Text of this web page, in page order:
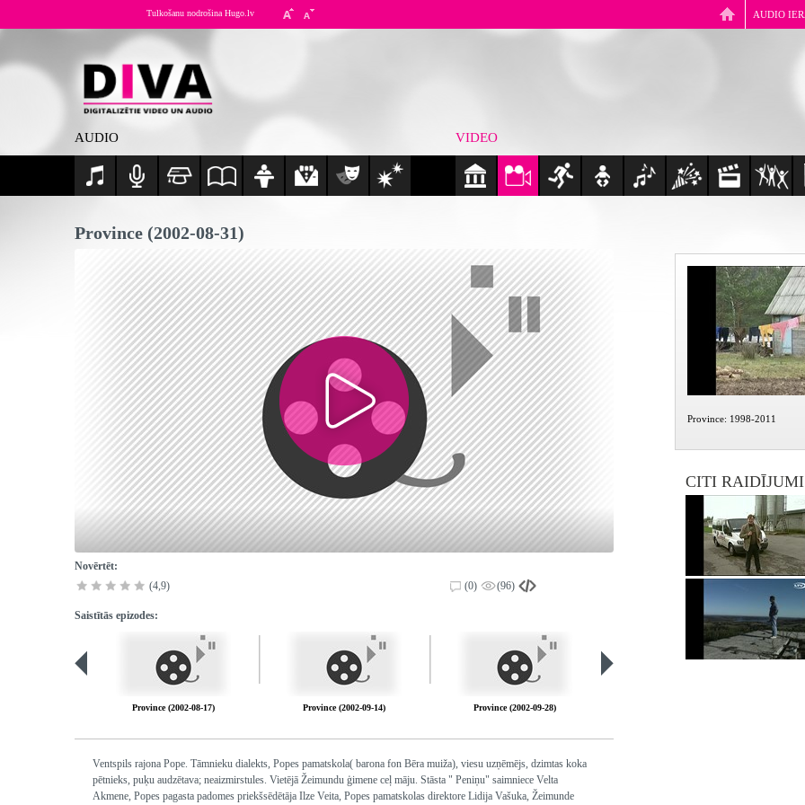
AUDIO
Tulkošanu nodrošina Hugo.lv
AUDIO VIDEO
Province (2002-08-31)
Novērtēt:
(4,9)
(0) (96)
Saistītās epizodes:
Province (2002-08-17) Province (2002-09-14) Province (2002-09-28)
Ventspils rajona Pope. Tāmnieku dialekts, Popes pamatskola( barona fon Bēra muiža), viesu uzņēmējs, dzimtas koka
pētnieks, puķu audzētava; neaizmirstules. Vietējā Žeimundu ģimene ceļ māju. Stāsta " Peniņu" saimniece Velta
Akmene, Popes pagasta padomes priekšsēdētāja Ilze Veita, Popes pamatskolas direktore Lidija Vašuka, Žeimunde
Province: 1998-2011
CITI